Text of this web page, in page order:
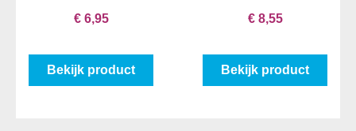
€ 6,95
Bekijk product
€ 8,55
Bekijk product